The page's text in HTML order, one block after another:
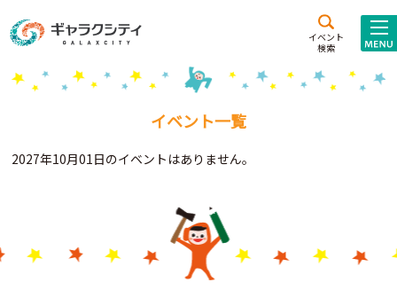
イベント
検索
施設案内
こども
西新井
施設･
Gがくえん
イベント一覧
2027年10月01日のイベントはありません。